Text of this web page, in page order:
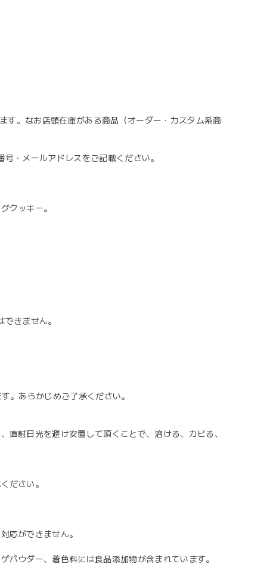
す。なお店頭在庫がある商品（オーダー・カスタム系商
・メールアドレスをご記載ください。
クッキー。
きません。
。あらかじめご了承ください。
射日光を避け安置して頂くことで、溶ける、カビる、
ださい。
応ができません。
パウダー、着色料には食品添加物が含まれています。